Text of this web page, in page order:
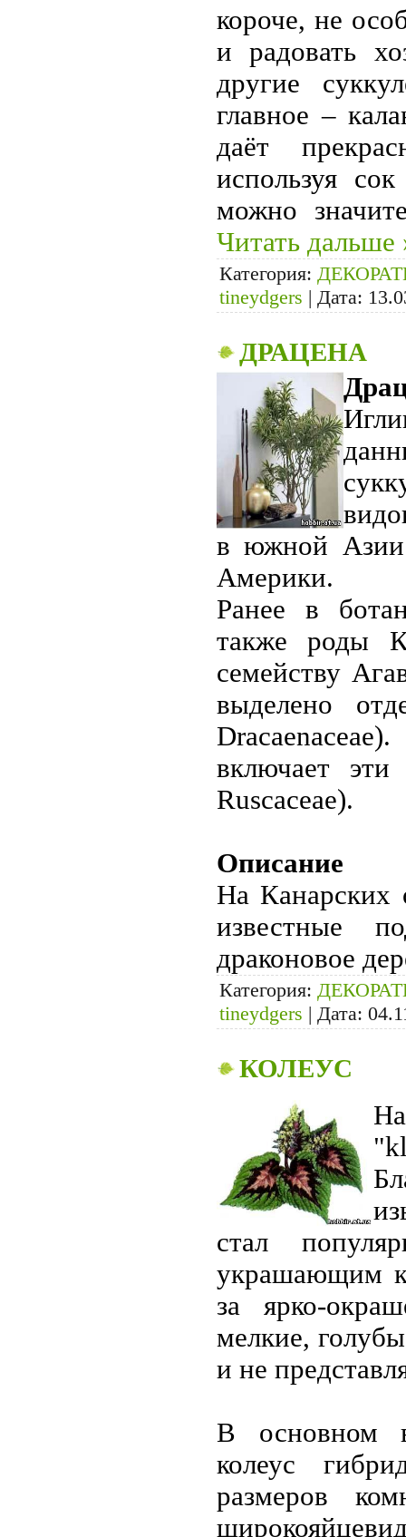
короче, не
и радовать
другие
главное –
даёт
используя
можно
Читать дальше
Категория:
tineydgers | Дата:
ДРАЦЕНА
в южной
Америки.
Ранее в
также роды
семейству
выделено
включает
Ruscaceae).
Описание
На Канарских
известные
драконовое
Категория:
tineydgers | Дата:
КОЛЕУС
стал
украшающим
за ярко-
мелкие,
и не
В основном
колеус
размеров